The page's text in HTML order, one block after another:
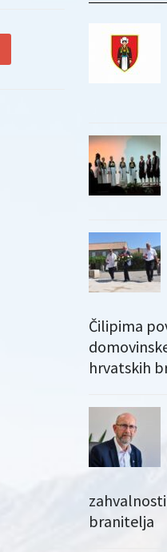
Čilipima
hrvatskih
branitelja